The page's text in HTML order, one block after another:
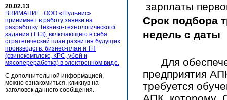
20.02.13
ВНИМАНИЕ: ООО «Шульнис»
принимает в работу заявки на
разработку Технико-технологического
задания (ТТЗ), включающего в себя
стратегический план развития будущих
производств, бизнес-план и ТП
(свинокомплекс, КРС, убой и
мясопереработка) в электронном виде.
С дополнительной информацией,
можно ознакомиться, кликнув на
заголовок данного сообщения.
зарплаты
Срок подбора
недель с даты
Для
предприятия
требуется